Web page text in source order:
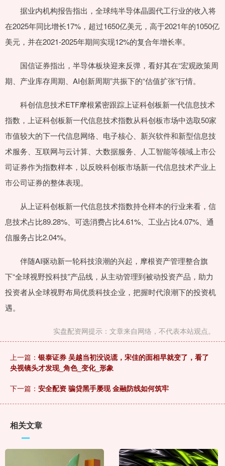
据业内机构报告指出，全球纯半导体晶圆代工行业的收入将
在2025年同比增长17%，超过1650亿美元，高于2021年的1050亿
美元，并在2021-2025年期间实现12%的复合年增长率。
国信证券指出，半导体板块迎来反弹，看好其在“宏观政策周
期、产业库存周期、AI创新周期”共振下的“估值扩张”行情。
科创信息技术ETF摩根紧密跟踪上证科创板新一代信息技术
指数，上证科创板新一代信息技术指数从科创板市场中选取50家
市值较大的下一代信息网络、电子核心、新兴软件和新型信息技
术服务、互联网与云计算、大数据服务、人工智能等领域上市公
司证券作为指数样本，以反映科创板市场新一代信息技术产业上
市公司证券的整体表现。
从上证科创板新一代信息技术指数持仓样本的行业来看，信
息技术占比89.28%、可选消费占比4.61%、工业占比4.07%、通
信服务占比2.04%。
伴随AI驱动新一轮科技浪潮的兴起，摩根资产管理整合旗
下“全球视野投科技”产品线，从主动管理到被动投资产品，助力
投资者从全球视野布局优质科技企业，把握时代浪潮下的投资机
遇。
实盘配资网提示：文章来自网络，不代表本站观点。
上一篇： 银泰证券 吴越当初没说谎，宋佳的面相早就变了，看了
央视镜头才发现_角色_变化_形象
下一篇： 安全配资 骗贷黑手屡现 金融防线如何筑牢
相关文章